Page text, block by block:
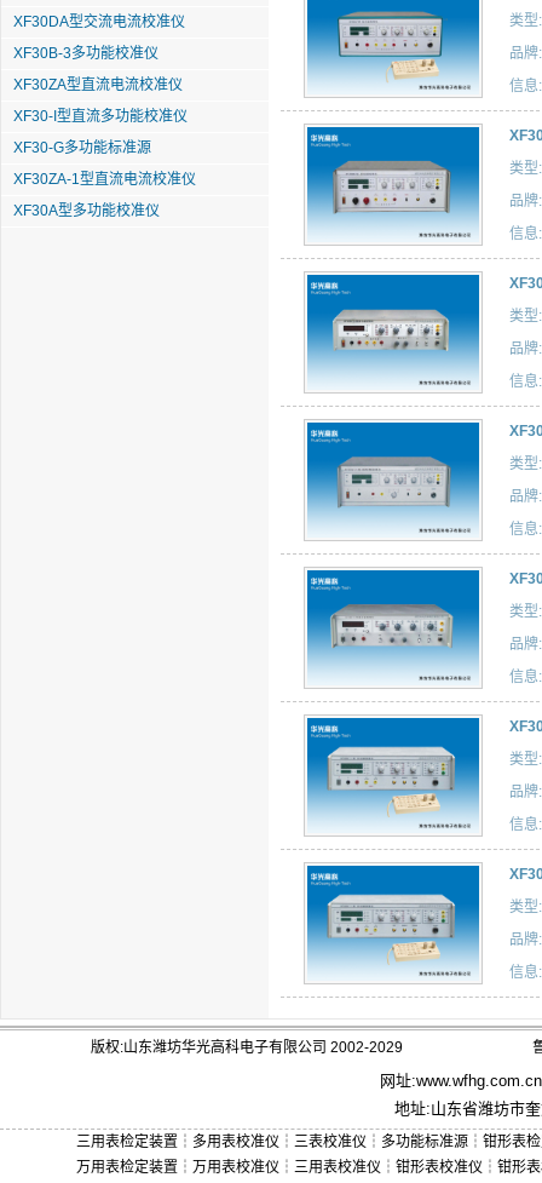
XF30DA型交流电流校准仪
XF30B-3多功能校准仪
XF30ZA型直流电流校准仪
XF30-I型直流多功能校准仪
XF30-G多功能标准源
XF30ZA-1型直流电流校准仪
XF30A型多功能校准仪
类型:
品牌:
信息:
类型:
品牌:
信息:
类型:
品牌:
信息:
类型:
品牌:
信息:
类型:
品牌:
信息:
类型:
品牌:
信息:
类型:
品牌:
信息:
版权:山东潍坊华光高科电子有限公司 2002-2029
网址:www.wfhg.com.cn
地址:山东省潍坊市
三用表检定装置 ┆ 多用表校准仪 ┆ 三表校准仪 ┆ 多功能标准源 ┆ 钳形表
万用表检定装置 ┆ 万用表校准仪 ┆ 三用表校准仪 ┆ 钳形表校准仪 ┆ 钳形